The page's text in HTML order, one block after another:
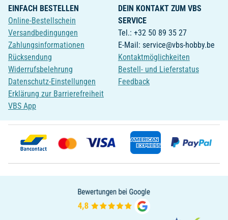
EINFACH BESTELLEN
Online-Bestellschein
Versandbedingungen
Zahlungsinformationen
Rücksendung
Widerrufsbelehrung
Datenschutz-Einstellungen
Erklärung zur Barrierefreiheit
VBS App
DEIN KONTAKT ZUM VBS
SERVICE
Tel.: +32 50 89 35 27
E-Mail: service@vbs-hobby.be
Kontaktmöglichkeiten
Bestell- und Lieferstatus
Feedback